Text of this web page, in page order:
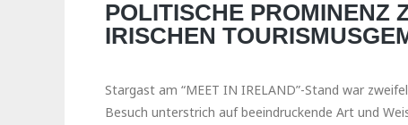
POLITISCHE PROMINENZ
IRISCHEN
Stargast am “MEET IN IRELAND”-Stand war
Besuch unterstrich auf beeindruckende Art und